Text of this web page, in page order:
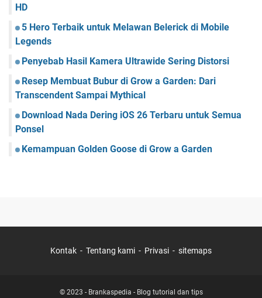
HD
5 Hero Terbaik untuk Melawan Belerick di Mobile
Legends
Penyebab Hasil Kamera Ultrawide Sering Distorsi
Resep Membuat Bubur di Grow a Garden: Dari
Transcendent Sampai Mythical
Download Nada Dering iOS 26 Terbaru untuk Semua
Ponsel
Kemampuan Golden Goose di Grow a Garden
Kontak Tentang kami Privasi sitemaps
© 2023 - Brankaspedia - Blog tutorial dan tips